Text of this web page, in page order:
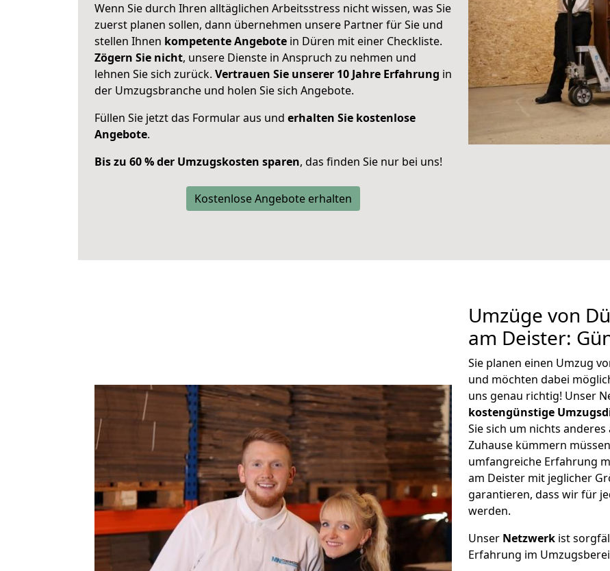
Wenn Sie durch Ihren alltäglichen Arbeitsstress nicht wissen, was Sie
zuerst planen sollen, dann übernehmen unsere Partner für Sie und
stellen Ihnen kompetente Angebote in Düren mit einer Checkliste.
Zögern Sie nicht, unsere Dienste in Anspruch zu nehmen und
lehnen Sie sich zurück. Vertrauen Sie unserer 10 Jahre Erfahrung in
der Umzugsbranche und holen Sie sich Angebote.
Füllen Sie jetzt das Formular aus und erhalten Sie kostenlose
Angebote.
Bis zu 60 % der Umzugskosten sparen, das finden Sie nur bei uns!
Kostenlose Angebote erhalten
Umzüge von
am Deister:
Sie planen einen Umzug
und möchten dabei
uns genau richtig! Unser
kostengünstige
Sie sich um nichts
Zuhause kümmern
umfangreiche Erfahrung
am Deister mit jeglicher
garantieren, dass wir für
werden.
Unser Netzwerk ist
Erfahrung im